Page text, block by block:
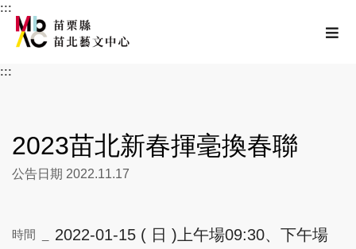
:::
:::
2023苗北新春揮毫換春聯
公告日期 2022.11.17
時間 _ 2022-01-15 ( 日 )上午場09:30、下午場